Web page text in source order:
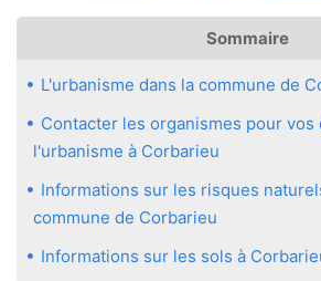
Sommaire
L'urbanisme dans la commune de
Contacter les organismes pour vos
l'urbanisme à Corbarieu
Informations sur les risques
commune de Corbarieu
Informations sur les sols à